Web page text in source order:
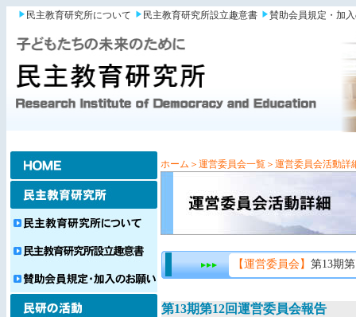
民主教育研究所について 民主教育研究所設立趣意書 賛助会員規定・加
ホーム ＞運営委員会一覧 ＞運営委員会活動詳
【運営委員会】 第13期
第13期第12回運営委員会報告